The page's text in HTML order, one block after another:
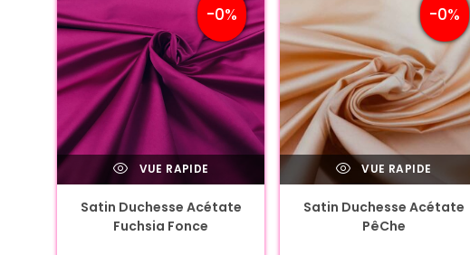
-0%
VUE RAPIDE
Satin Duchesse Acétate
Fuchsia Fonce
-0%
VUE RAPIDE
Satin Duchesse Acétate
PêChe